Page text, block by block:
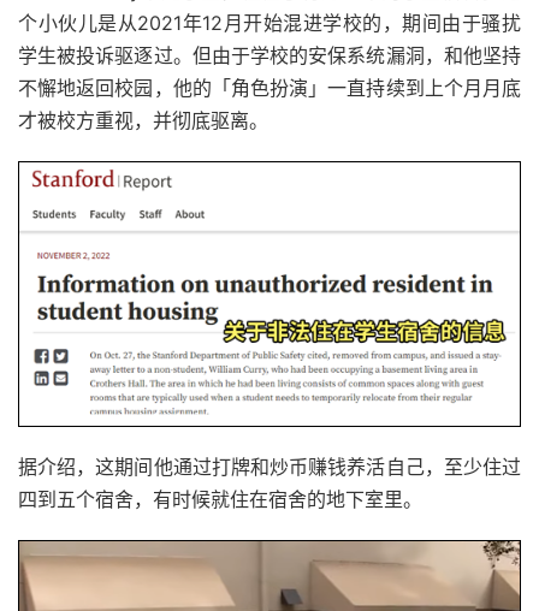
个小伙儿是从2021年12月开始混进学校的，期间由于骚扰
学生被投诉驱逐过。但由于学校的安保系统漏洞，和他坚持
不懈地返回校园，他的「角色扮演」一直持续到上个月月底
才被校方重视，并彻底驱离。
据介绍，这期间他通过打牌和炒币赚钱养活自己，至少住过
四到五个宿舍，有时候就住在宿舍的地下室里。